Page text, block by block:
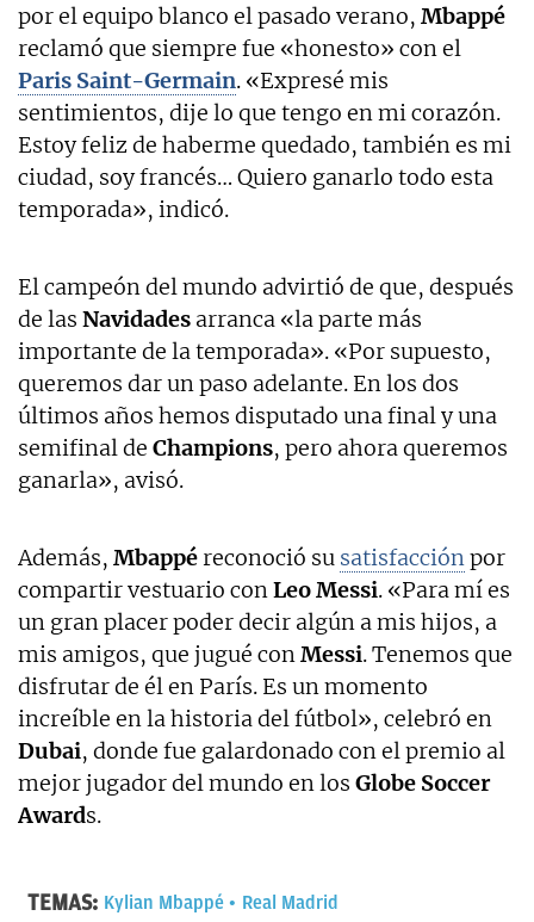
por el equipo blanco el pasado verano, Mbappé
reclamó que siempre fue «honesto» con el
Paris Saint-Germain. «Expresé mis
sentimientos, dije lo que tengo en mi corazón.
Estoy feliz de haberme quedado, también es mi
ciudad, soy francés… Quiero ganarlo todo esta
temporada», indicó.
El campeón del mundo advirtió de que, después
de las Navidades arranca «la parte más
importante de la temporada». «Por supuesto,
queremos dar un paso adelante. En los dos
últimos años hemos disputado una final y una
semifinal de Champions, pero ahora queremos
ganarla», avisó.
Además, Mbappéreconoció su satisfacciónpor
compartir vestuario conLeo Messi. «Para mí es
un gran placer poder decir algún a mis hijos, a
mis amigos, que jugué conMessi. Tenemos que
disfrutar de él en París. Es un momento
increíble en la historia del fútbol», celebró en
Dubai, donde fue galardonado con el premio al
mejor jugador del mundo en los Globe Soccer
Awards.
TEMAS: Kylian Mbappé Real Madrid